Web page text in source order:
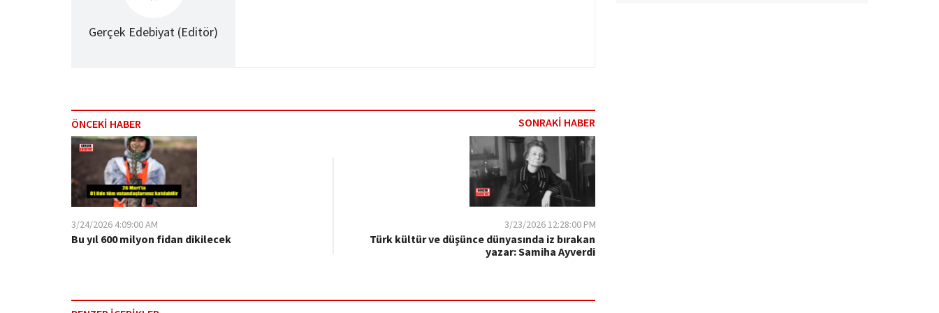
Gerçek Edebiyat (Editör)
ÖNCEKİ HABER SONRAKİ HABER
3/24/2026 4:09:00 AM
Bu yıl 600 milyon fidan dikilecek
3/23/2026 12:28:00 PM
Türk kültür ve düşünce dünyasında iz bırakan
yazar: Samiha Ayverdi